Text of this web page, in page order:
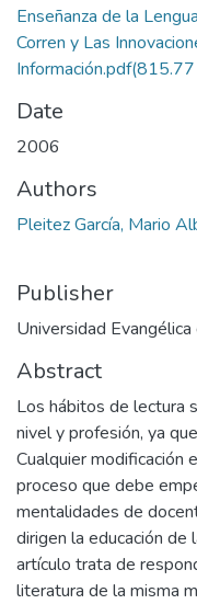
Enseñanza de la
Corren y Las
Información.pdf(815.77
Date
2006
Authors
Pleitez García, Mario
Publisher
Universidad
Abstract
Los hábitos de lectura
nivel y profesión, ya
Cualquier modificación
proceso que debe
mentalidades de
dirigen la educación
artículo trata de
literatura de la misma